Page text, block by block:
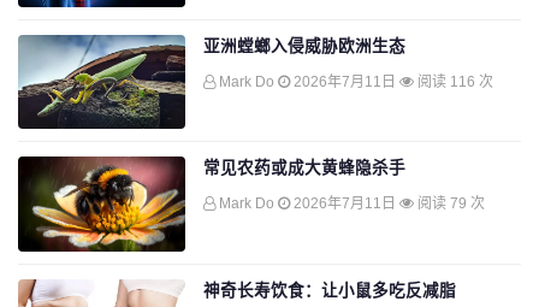
亚洲螳螂入侵威胁欧洲生态
Mark Do 2026年7月11日 阅读 116 次
常见农药或成大黄蜂隐杀手
Mark Do 2026年7月11日 阅读 79 次
神奇长寿饮食：让小鼠多吃反减脂